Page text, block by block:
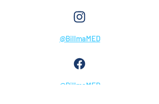
@BillmaMED
@BillmaMED